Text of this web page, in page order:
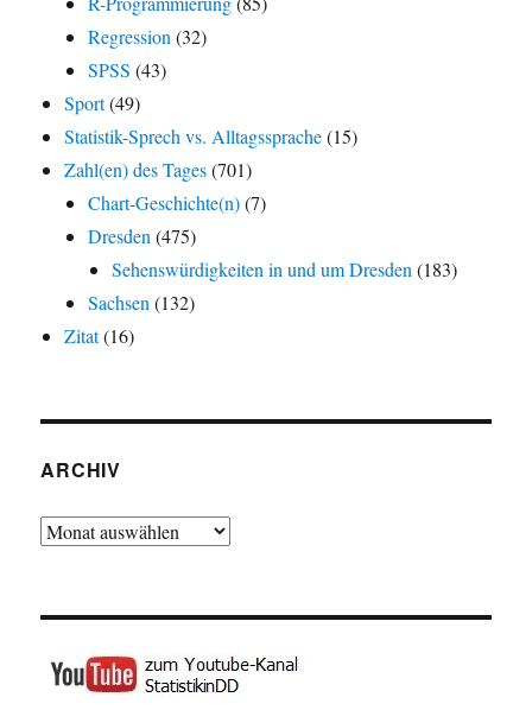
Regression(32)
SPSS (43)
Sport(49)
Statistik-Sprech vs. Alltagssprache(15)
Zahl(en) des Tages(701)
Chart-Geschichte(n)(7)
Dresden(475)
Sehenswürdigkeiten in und um Dresden(183)
Sachsen(132)
Zitat(16)
ARCHIV
Archiv